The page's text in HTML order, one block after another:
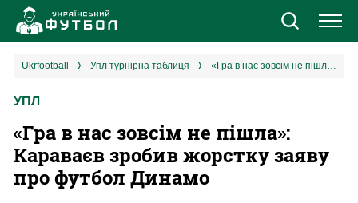
Новини
Єврокубки
УПЛ
ukrfootball упл турнірна таблиця «Гра в нас зовсім не пішла»: Караваєв зробив жорстку заяву про футбол Динамо
УПЛ
«Гра в нас зовсім не пішла»:
Караваєв зробив жорстку заяву
про футбол Динамо